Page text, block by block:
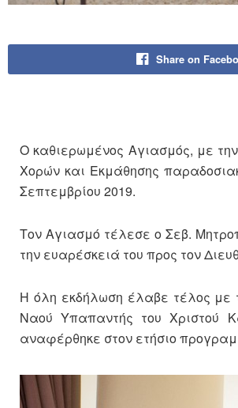
Share on
Ο καθιερωμένος Αγιασμός, με
Χορών και Εκμάθησης
Σεπτεμβρίου 2019.
Τον Αγιασμό τέλεσε ο Σεβ.
την ευαρέσκειά του προς τον
Η όλη εκδήλωση έλαβε τέλος με
Ναού Υπαπαντής του Χριστού
αναφέρθηκε στον ετήσιο